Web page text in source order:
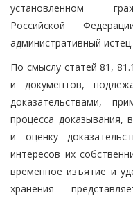
установленном
Российской
административный истец.
По смыслу статей 81,
и документов,
доказательствами,
процесса доказывания,
и оценку
интересов их
временное изъятие и
хранения